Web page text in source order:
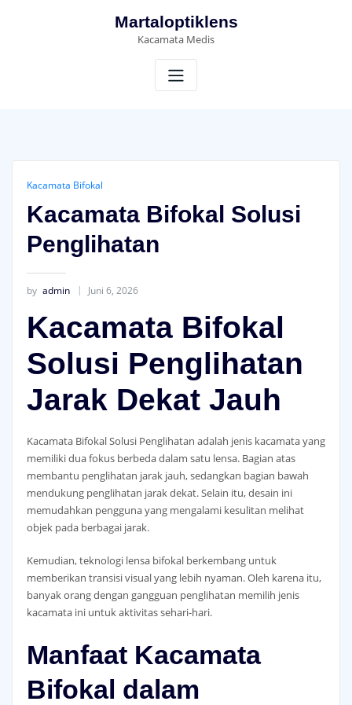
Martaloptiklens
Kacamata Medis
Kacamata Bifokal
Kacamata Bifokal Solusi
Penglihatan
by admin Juni 6, 2026
Kacamata Bifokal
Solusi Penglihatan
Jarak Dekat Jauh
Kacamata Bifokal Solusi Penglihatan adalah jenis kacamata yang
memiliki dua fokus berbeda dalam satu lensa. Bagian atas
membantu penglihatan jarak jauh, sedangkan bagian bawah
mendukung penglihatan jarak dekat. Selain itu, desain ini
memudahkan pengguna yang mengalami kesulitan melihat
objek pada berbagai jarak.
Kemudian, teknologi lensa bifokal berkembang untuk
memberikan transisi visual yang lebih nyaman. Oleh karena itu,
banyak orang dengan gangguan penglihatan memilih jenis
kacamata ini untuk aktivitas sehari-hari.
Manfaat Kacamata
Bifokal dalam